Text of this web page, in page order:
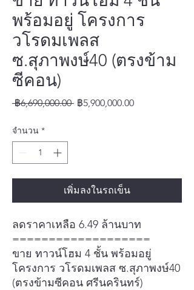
พร้อมอยู่ โครงการ
วโรดมเพลส
ซ.สุภาพงษ์40 (ตรงข้าม
ซีคอน)
฿6,690,000.00 ราคา
฿5,900,000.00ราคา
จำนวน *
เพิ่มลงในรถเข็น
ลดราคาเหลือ 6.49 ล้านบาท
===================
ขาย ทาวน์โฮม 4 ชั้น พร้อมอยู่
โครงการ วโรดมเพลส ซ.สุภาพงษ์40
(ตรงข้ามซีคอน ศรีนครินทร์)